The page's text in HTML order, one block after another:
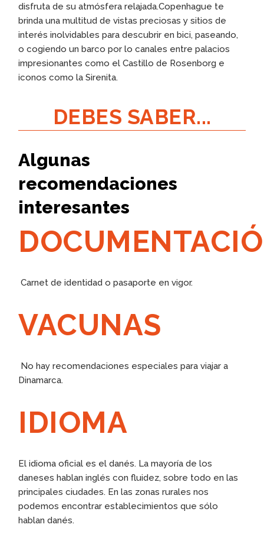
disfruta de su atmósfera relajada.Copenhague te
brinda una multitud de vistas preciosas y sitios de
interés inolvidables para descubrir en bici, paseando,
o cogiendo un barco por lo canales entre palacios
impresionantes como el Castillo de Rosenborg e
iconos como la Sirenita.
DEBES SABER...
Algunas
recomendaciones
interesantes
Carnet de identidad o pasaporte en vigor.
VACUNAS
No hay recomendaciones especiales para viajar a
Dinamarca.
IDIOMA
El idioma oficial es el danés. La mayoría de los
daneses hablan inglés con fluidez, sobre todo en las
principales ciudades. En las zonas rurales nos
podemos encontrar establecimientos que sólo
hablan danés.